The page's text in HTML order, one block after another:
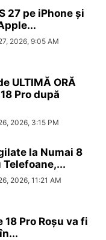
27 pe iPhone și
2026, 9:05 AM
ULTIMĂ ORĂ
Pro după
2026, 3:15 PM
la Numai 8
Telefoane,...
2026, 11:21 AM
18 Pro Roșu va fi